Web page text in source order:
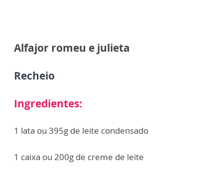
Alfajor romeu e julieta
Recheio
Ingredientes:
1 lata ou 395g de leite condensado
1 caixa ou 200g de creme de leite